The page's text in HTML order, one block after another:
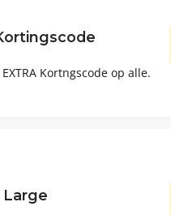
Kortngscode op alle.
Large